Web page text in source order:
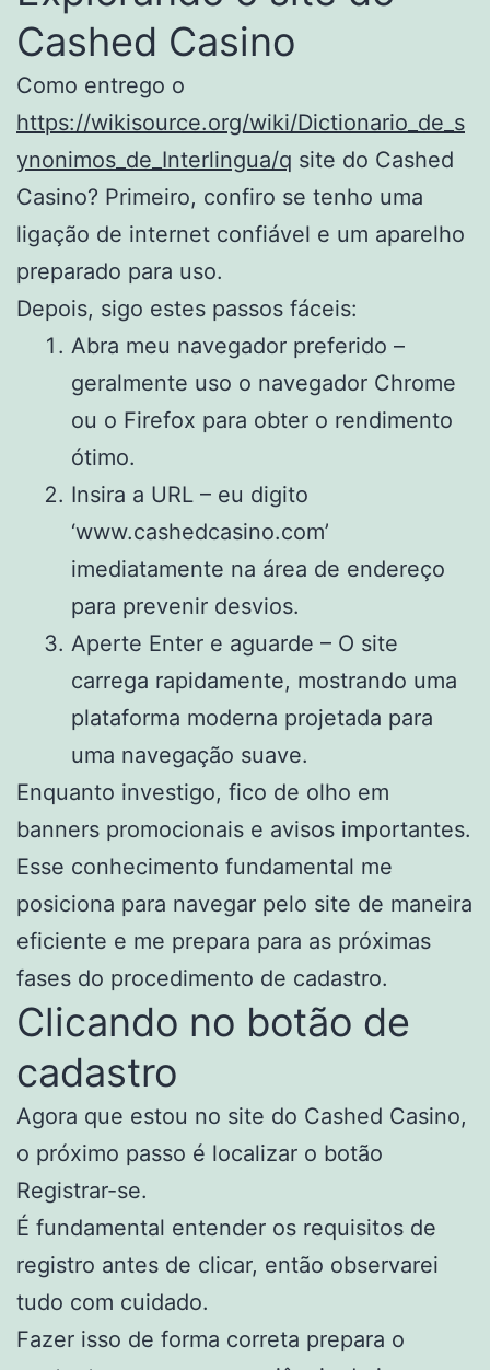
Cashed Casino
Como entrego o
https://wikisource.org/wiki/Dictionario_de_s
ynonimos_de_Interlingua/q site do Cashed
Casino? Primeiro, confiro se tenho uma
ligação de internet confiável e um aparelho
preparado para uso.
Depois, sigo estes passos fáceis:
Abra meu navegador preferido –
geralmente uso o navegador Chrome
ou o Firefox para obter o rendimento
ótimo.
Insira a URL – eu digito
‘www.cashedcasino.com’
imediatamente na área de endereço
para prevenir desvios.
Aperte Enter e aguarde – O site
carrega rapidamente, mostrando uma
plataforma moderna projetada para
uma navegação suave.
Enquanto investigo, fico de olho em
banners promocionais e avisos importantes.
Esse conhecimento fundamental me
posiciona para navegar pelo site de maneira
eficiente e me prepara para as próximas
fases do procedimento de cadastro.
Clicando no botão de
cadastro
Agora que estou no site do Cashed Casino,
o próximo passo é localizar o botão
Registrar-se.
É fundamental entender os requisitos de
registro antes de clicar, então observarei
tudo com cuidado.
Fazer isso de forma correta prepara o